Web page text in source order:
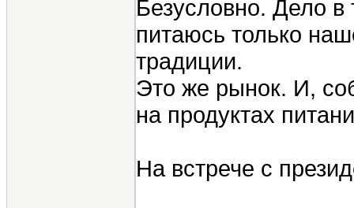
Безусловно. Дело в
питаюсь только
традиции.
Это же рынок. И,
на продуктах
На встрече с